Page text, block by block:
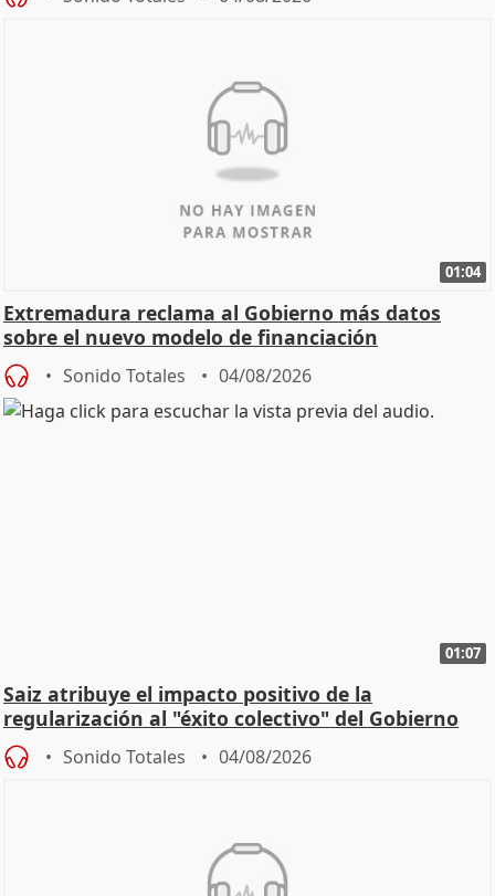
01:04
Extremadura reclama al Gobierno más datos
sobre el nuevo modelo de financiación
Sonido Totales 04/08/2026
01:07
Saiz atribuye el impacto positivo de la
regularización al "éxito colectivo" del Gobierno
Sonido Totales 04/08/2026